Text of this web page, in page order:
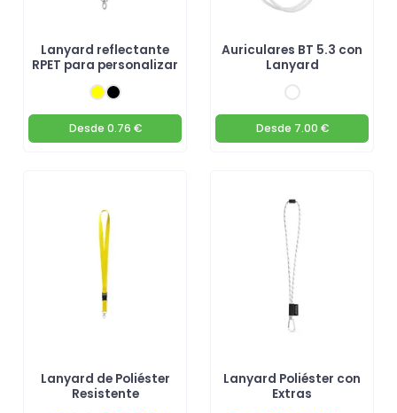
Lanyard reflectante
RPET para personalizar
Desde 0.76 €
Auriculares BT 5.3 con
Lanyard
Desde 7.00 €
Lanyard de Poliéster
Resistente
Lanyard Poliéster con
Extras